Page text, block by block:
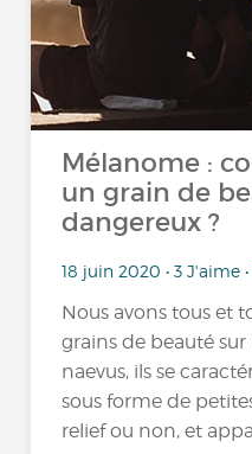
Mélanome :
un grain de
dangereux ?
18 juin 2020 • 3 J'aime
Nous avons tous et
grains de beauté sur
naevus, ils se
sous forme de
relief ou non, et